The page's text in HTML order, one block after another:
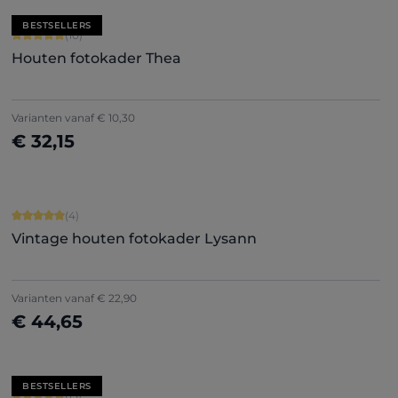
BESTSELLERS
Gemiddelde score van 5 op 5 sterren
(10)
Houten fotokader Thea
Varianten vanaf € 10,30
€ 32,15
Nu configureren
Gemiddelde score van 5 op 5 sterren
(4)
Vintage houten fotokader Lysann
Varianten vanaf € 22,90
€ 44,65
Nu configureren
BESTSELLERS